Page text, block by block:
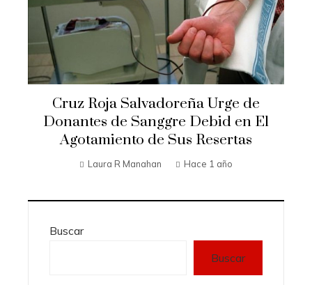
Cruz Roja Salvadoreña Urge de
Donantes de Sanggre Debid en El
Agotamiento de Sus Resertas
Laura R Manahan Hace 1 año
Buscar
Buscar